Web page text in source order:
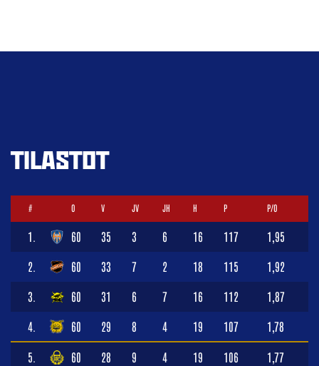
TILASTOT
# O V JV JH H P P/O
1. 60 35 3 6 16 117 1,95
2. 60 33 7 2 18 115 1,92
3. 60 31 6 7 16 112 1,87
4. 60 29 8 4 19 107 1,78
5. 60 28 9 4 19 106 1,77